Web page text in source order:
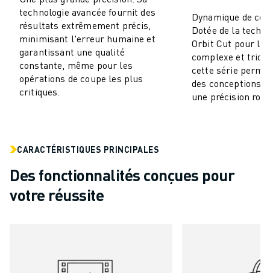
VÉHICULES ÉLECTRIQUES
ÉLECTRONIQUE
ALIMENTATION ET BOISSONS
MÉDICAL
PLASTIQUES
ENTREPOSAGE, LOGISTIQUE, POSTE ET COLIS
SOUDAGE À L'ARC
ASSEMBLAGE
RECTIFICATION CNC
FRAISAGE CNC
ENTRETIEN DES MACHINES
technologie avancée fournit des
résultats extrêmement précis,
minimisant l'erreur humaine et
garantissant une qualité
constante, même pour les
opérations de coupe les plus
critiques.
Dynamique de
Dotée de la
Orbit Cut pour la
complexe et
cette série
des conceptions
une précision
CARACTÉRISTIQUES PRINCIPALES
Des fonctionnalités conçues pour
votre réussite